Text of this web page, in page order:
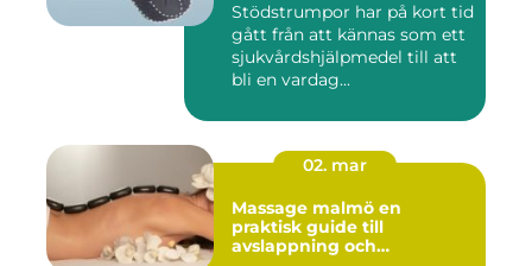
Stödstrumpor har på kort tid
gått från att kännas som ett
sjukvårdshjälpmedel till att
bli en vardag...
02. mar
Massage malmö en
praktisk guide till
avslappning och